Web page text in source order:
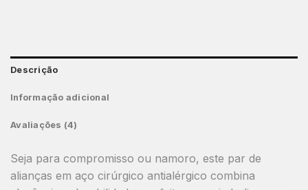
Descrição
Informação adicional
Avaliações (4)
Seja para compromisso ou namoro, este par de
alianças em aço cirúrgico antialérgico combina